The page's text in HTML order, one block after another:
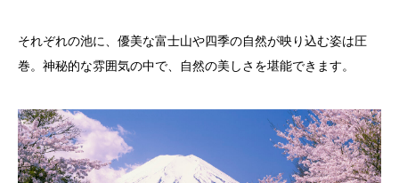
それぞれの池に、優美な富士山や四季の自然が映り込む姿は圧
巻。神秘的な雰囲気の中で、自然の美しさを堪能できます。